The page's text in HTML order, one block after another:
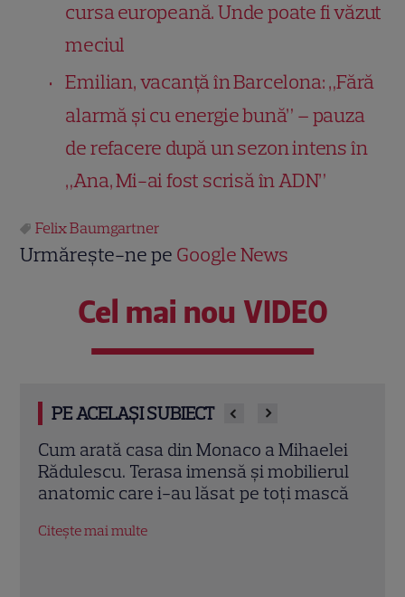
cursa europeană. Unde poate fi văzut
meciul
Emilian, vacanță în Barcelona: „Fără
alarmă și cu energie bună” – pauza
de refacere după un sezon intens în
„Ana, Mi-ai fost scrisă în ADN”
Felix Baumgartner
Urmărește-ne pe Google News
Cel mai nou VIDEO
PE ACELAȘI SUBIECT
Cum arată casa din Monaco a Mihaelei
Rădulescu. Terasa imensă și mobilierul
anatomic care i-au lăsat pe toți mască
Citește mai multe